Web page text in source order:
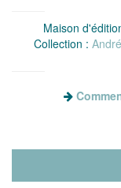
Maison
Collection :